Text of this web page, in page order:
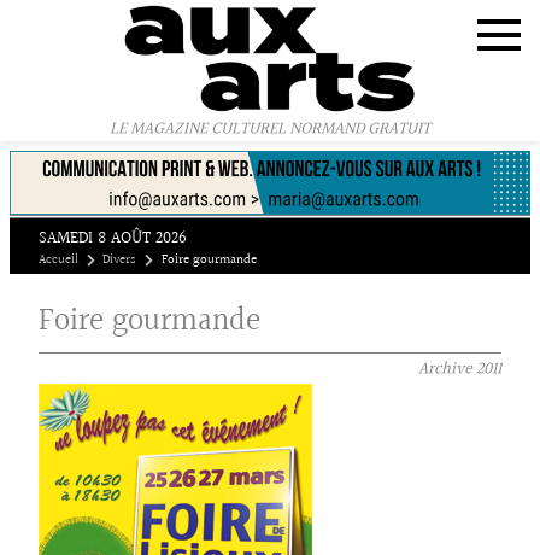
LE MAGAZINE CULTUREL NORMAND GRATUIT
SAMEDI 8 AOÛT 2026
Accueil Divers Foire gourmande
Foire gourmande
Archive2011
Panneau de gestion des cookies